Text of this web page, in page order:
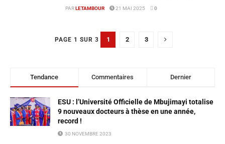
PARLETAMBOUR 21 MAI 2025 0
PAGE 1 SUR 3 1 2 3
Tendance Commentaires Dernier
ESU : l’Université Officielle de Mbujimayi totalise
9 nouveaux docteurs à thèse en une année,
record !
30 NOVEMBRE 2023